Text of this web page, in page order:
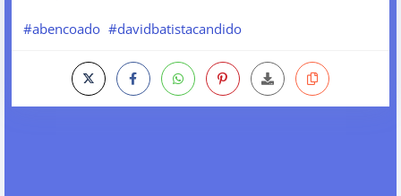
#abencoado #davidbatistacandido